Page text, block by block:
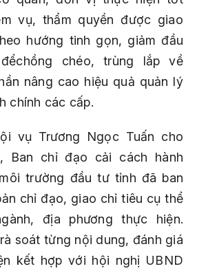
vụ, thẩm quyền được giao
hướng tinh gọn, giảm đầu
chéo, trùng lắp về
nâng cao hiệu quả quản lý
chính các cấp.
vụ Trương Ngọc Tuấn cho
Ban chỉ đạo cải cách hành
trường đầu tư tỉnh đã ban
chỉ đạo, giao chỉ tiêu cụ thể
địa phương thực hiện.
soát từng nội dung, đánh giá
kết hợp với hội nghị UBND